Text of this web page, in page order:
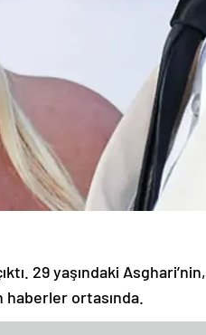
29 yaşındaki Asghari’nin,
haberler ortasında.